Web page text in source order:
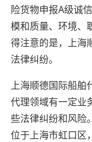
险货物申报A级诚
模和质量、环境、
得注意的是，上海
法律纠纷。
上海顺德国际船舶
代理领域有一定业
些法律纠纷和风险
位于上海市虹口区